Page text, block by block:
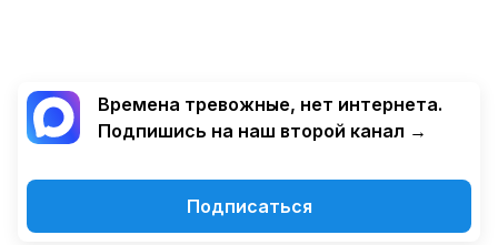
Времена тревожные, нет интернета.
Подпишись на наш второй канал →
Подписаться